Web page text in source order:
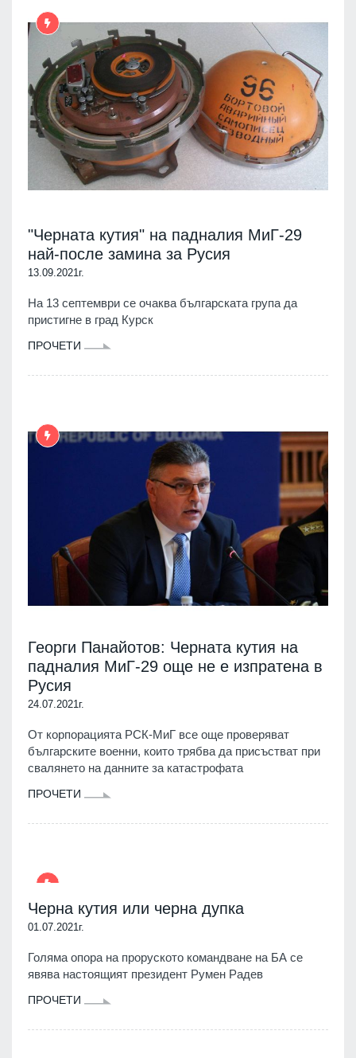
"Черната кутия" на падналия МиГ-29
най-после замина за Русия
13.09.2021г.
На 13 септември се очаква българската група да
пристигне в град Курск
ПРОЧЕТИ
Георги Панайотов: Черната кутия на
падналия МиГ-29 още не е изпратена в
Русия
24.07.2021г.
От корпорацията РСК-МиГ все още проверяват
българските военни, които трябва да присъстват при
свалянето на данните за катастрофата
ПРОЧЕТИ
Черна кутия или черна дупка
01.07.2021г.
Голяма опора на проруското командване на БА се
явява настоящият президент Румен Радев
ПРОЧЕТИ